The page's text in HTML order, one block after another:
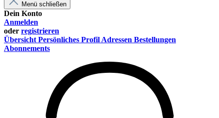
Menü schließen
Dein Konto
Anmelden
oder registrieren
Übersicht Persönliches Profil Adressen Bestellungen
Abonnements